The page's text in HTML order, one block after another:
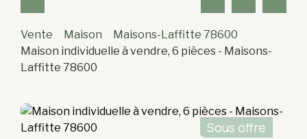
Vente Maison
Maisons-Laffitte 78600
Maison individuelle à vendre, 6 pièces - Maisons-
Laffitte 78600
Sous offre